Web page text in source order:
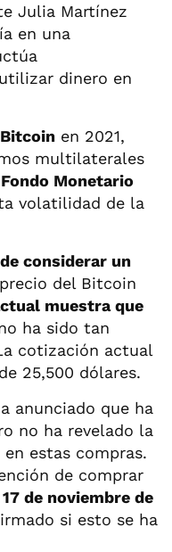
Julia Martínez
en una
dinero en
Bitcoin en 2021,
multilaterales
Monetario
volatilidad de la
considerar un
del Bitcoin
muestra que
ha sido tan
cotización actual
25,500 dólares.
anunciado que ha
no ha revelado la
estas compras.
de comprar
de noviembre de
si esto se ha